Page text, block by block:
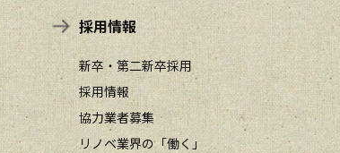
採用情報
新卒・第二新卒採用
採用情報
協力業者募集
リノベ業界の「働く」